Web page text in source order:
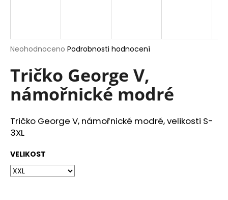
Průměrné
produktu
hvězdiček.
Neohodnoceno Podrobnosti hodnocení
Tričko George V,
námořnické modré
Tričko George V, námořnické modré, velikosti S-
3XL
VELIKOST
í
t
?
HLEDAT
D
o